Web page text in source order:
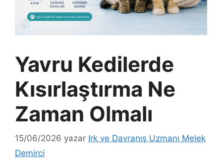
Yavru Kedilerde
Kısırlaştırma Ne
Zaman Olmalı
15/06/2026 yazar Irk ve Davranış Uzmanı Melek
Demirci